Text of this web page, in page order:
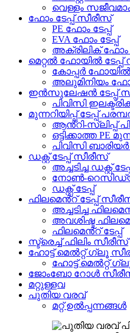
വെള്ളം
ഫോം ടേപ്പ് സീരീസ്
PE ഫോം ടേപ്പ്
EVA ഫോം ടേപ്പ്
അക്രിലിക് ഫോം
മെറ്റൽ ഫോയിൽ ടേപ്പ്
കോപ്പർ ഫോയിൽ
അലുമിനിയം
ഇൻസുലേഷൻ ടേപ്പ്
പിവിസി
മുന്നറിയിപ്പ് ടേപ്പ്
ആൻ്റി-സ്ലിപ്പ്
ഒട്ടിക്കാത്ത PE
പിവിസി ബാരിയർ
ഡക്റ്റ് ടേപ്പ് സീരീസ്
അച്ചടിച്ച ഡക്റ്റ്
നോൺ-റെസിഡ്യൂ
ഡക്റ്റ് ടേപ്പ്
ഫിലമെൻ്റ് ടേപ്പ്
അച്ചടിച്ച
അവശിഷ്ട
ഫിലമെൻ്റ് ടേപ്പ്
സ്ട്രെച്ച് ഫിലിം സീരീസ്
ഹോട്ട് മെൽറ്റ് ഗ്ലൂ
ഹോട്ട് മെൽറ്റ്
ജോംബോ റോൾ
മറ്റുള്ളവ
പുതിയ വരവ്
മറ്റ് ഉൽപ്പന്നങ്ങൾ